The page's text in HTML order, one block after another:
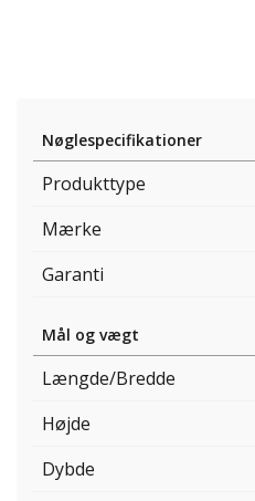
Nøglespecifikationer
Produkttype
Mærke
Garanti
Mål og vægt
Længde/Bredde
Højde
Dybde